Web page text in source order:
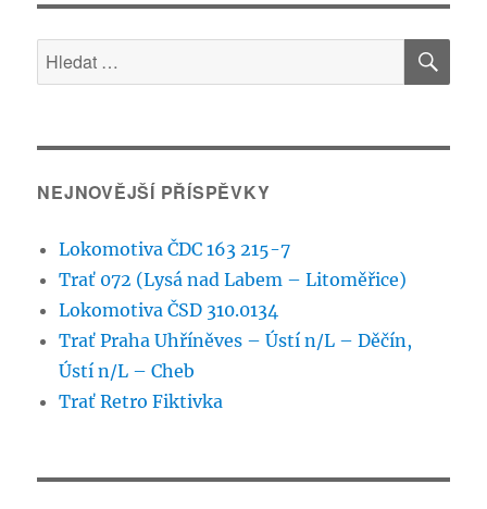
Hledat:
NEJNOVĚJŠÍ PŘÍSPĚVKY
Lokomotiva ČDC 163 215-7
Trať 072 (Lysá nad Labem – Litoměřice)
Lokomotiva ČSD 310.0134
Trať Praha Uhříněves – Ústí n/L – Děčín,
Ústí n/L – Cheb
Trať Retro Fiktivka